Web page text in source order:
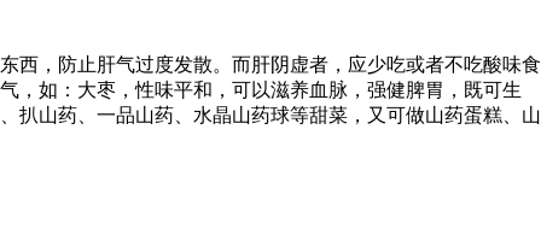
，防止肝气过度发散。而肝阴虚者，应少吃或者不吃酸味食
，如：大枣，性味平和，可以滋养血脉，强健脾胃，既可生
扒山药、一品山药、水晶山药球等甜菜，又可做山药蛋糕、山